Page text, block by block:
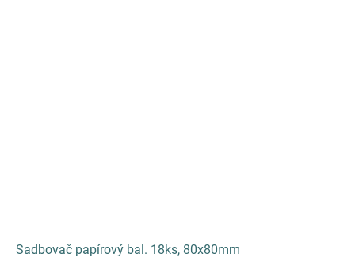
Sadbovač papírový bal. 18ks, 80x80mm